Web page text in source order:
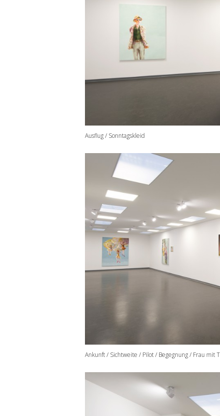
Ausflug / Sonntagskleid
Ankunft / Sichtweite / Pilot / Begegnung / Frau mit